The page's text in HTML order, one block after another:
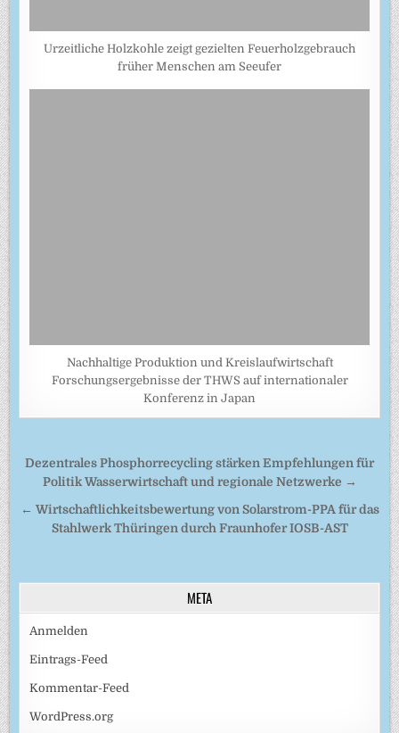
Urzeitliche Holzkohle zeigt gezielten Feuerholzgebrauch
früher Menschen am Seeufer
Nachhaltige Produktion und Kreislaufwirtschaft
Forschungsergebnisse der THWS auf internationaler
Konferenz in Japan
Beitragsnavigation
Dezentrales Phosphorrecycling stärken Empfehlungen für
Politik Wasserwirtschaft und regionale Netzwerke →
← Wirtschaftlichkeitsbewertung von Solarstrom-PPA für das
Stahlwerk Thüringen durch Fraunhofer IOSB-AST
META
Anmelden
Eintrags-Feed
Kommentar-Feed
WordPress.org